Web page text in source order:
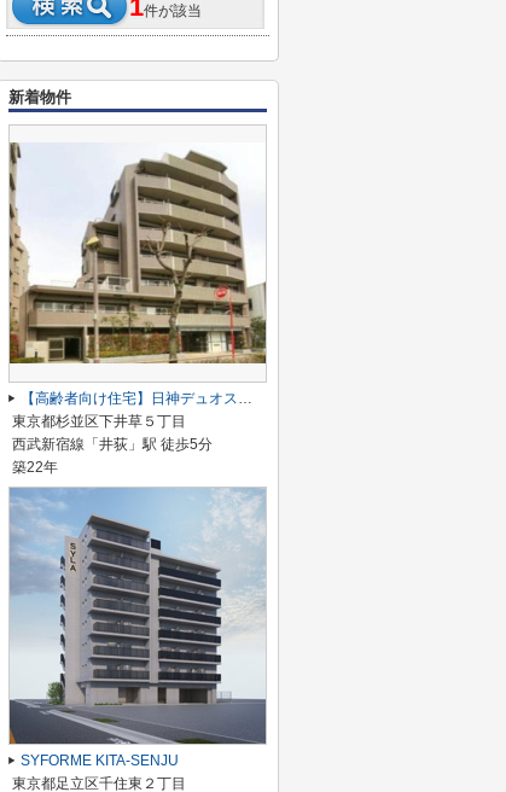
1件が該当
新着物件
【高齢者向け住宅】日神デュオステージ杉並井荻
東京都杉並区下井草５丁目
西武新宿線「井荻」駅 徒歩5分
築22年
SYFORME KITA-SENJU
東京都足立区千住東２丁目